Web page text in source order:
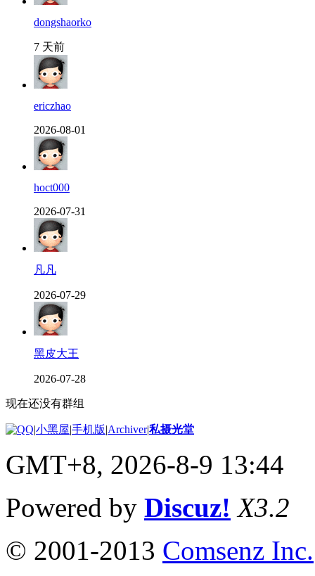
dongshaorko
7 天前
ericzhao
2026-08-01
hoct000
2026-07-31
凡凡
2026-07-29
黑皮大王
2026-07-28
现在还没有群组
|小黑屋|手机版|Archiver|私摄光堂
GMT+8, 2026-8-9 13:44
Powered by Discuz! X3.2
© 2001-2013 Comsenz Inc.